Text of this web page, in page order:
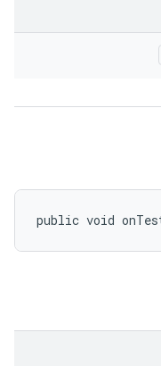
public void